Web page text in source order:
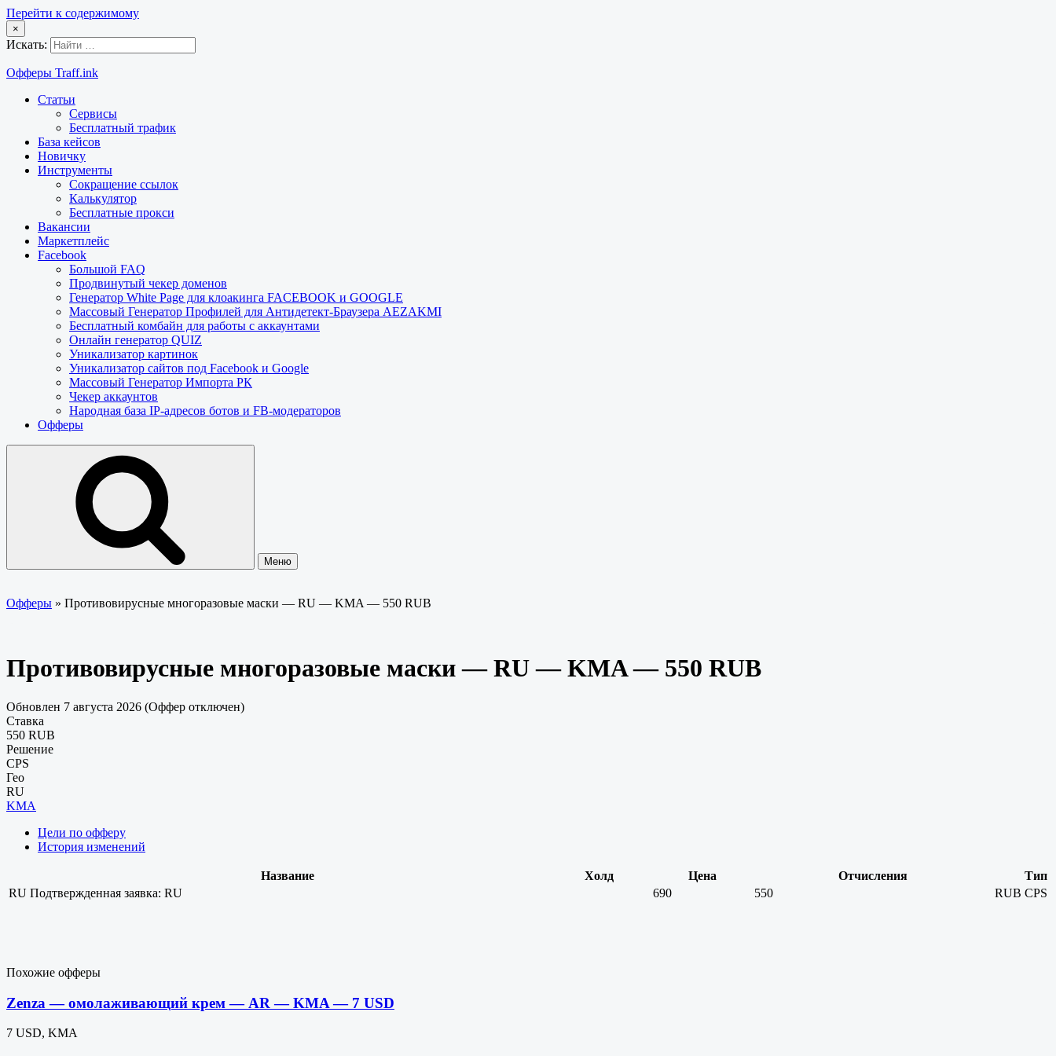
Перейти к содержимому
×
Искать:
Офферы Traff.ink
Статьи
Сервисы
Бесплатный трафик
База кейсов
Новичку
Инструменты
Сокращение ссылок
Калькулятор
Бесплатные прокси
Вакансии
Маркетплейс
Facebook
Большой FAQ
Продвинутый чекер доменов
Генератор White Page для клоакинга FACEBOOK и GOOGLE
Массовый Генератор Профилей для Антидетект-Браузера AEZAKMI
Бесплатный комбайн для работы с аккаунтами
Онлайн генератор QUIZ
Уникализатор картинок
Уникализатор сайтов под Facebook и Google
Массовый Генератор Импорта РК
Чекер аккаунтов
Народная база IP-адресов ботов и FB-модераторов
Офферы
Меню
Офферы » Противовирусные многоразовые маски — RU — KMA — 550 RUB
Противовирусные многоразовые маски — RU — KMA — 550 RUB
Обновлен 7 августа 2026 (Оффер отключен)
Ставка
550 RUB
Решение
CPS
Гео
RU
KMA
Цели по офферу
История изменений
Название Холд Цена Отчисления
Тип
RU Подтвержденная заявка: RU 690 550 RUB CPS
Похожие офферы
Zenza — омолаживающий крем — AR — KMA — 7 USD
7 USD, KMA